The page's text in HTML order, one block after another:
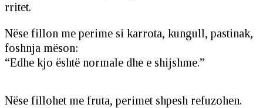
rritet.
Nëse fillon me perime si karrota, kungull, pastinak,
foshnja mëson:
“Edhe kjo është normale dhe e shijshme.”
Nëse fillohet me fruta, perimet shpesh refuzohen.